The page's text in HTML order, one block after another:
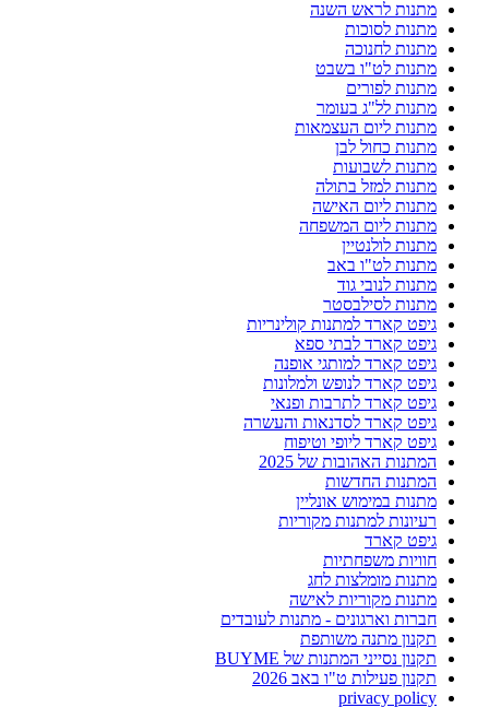
מתנות לראש השנה
מתנות לסוכות
מתנות לחנוכה
מתנות לט"ו בשבט
מתנות לפורים
מתנות לל"ג בעומר
מתנות ליום העצמאות
מתנות כחול לבן
מתנות לשבועות
מתנות למזל בתולה
מתנות ליום האישה
מתנות ליום המשפחה
מתנות לולנטיין
מתנות לט"ו באב
מתנות לנובי גוד
מתנות לסילבסטר
גיפט קארד למתנות קולינריות
גיפט קארד לבתי ספא
גיפט קארד למותגי אופנה
גיפט קארד לנופש ולמלונות
גיפט קארד לתרבות ופנאי
גיפט קארד לסדנאות והעשרה
גיפט קארד ליופי וטיפוח
המתנות האהובות של 2025
המתנות החדשות
מתנות במימוש אונליין
רעיונות למתנות מקוריות
גיפט קארד
חוויות משפחתיות
מתנות מומלצות לחג
מתנות מקוריות לאישה
חברות וארגונים - מתנות לעובדים
תקנון מתנה משותפת
תקנון נסייני המתנות של BUYME
תקנון פעילות ט"ו באב 2026
privacy policy